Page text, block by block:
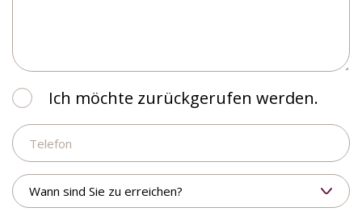
Ich
möchte
zurückgerufen
werden.
Ich möchte zurückgerufen werden.
Telefon
Wann
sind
Sie